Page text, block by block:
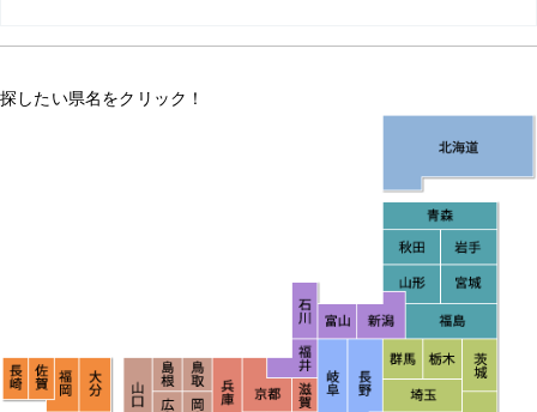
探したい県名をクリック！